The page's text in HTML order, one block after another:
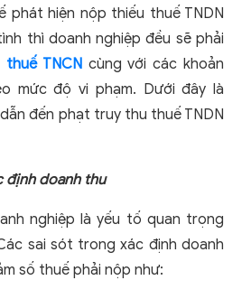
phát hiện nộp thiếu thuế TNDN
thì doanh nghiệp đều sẽ phải
thuế TNCNcùng với các khoản
mức độ vi phạm. Dưới đây là
đến phạt truy thu thuế TNDN
định doanh thu
nghiệp là yếu tố quan trọng
sai sót trong xác định doanh
số thuế phải nộp như: